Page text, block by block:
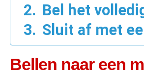
Bel het
Sluit af met
Bellen naar een